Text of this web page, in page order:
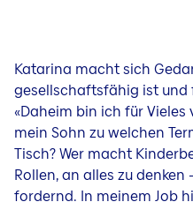
Katarina macht sich
gesellschaftsfähig ist und
«Daheim bin ich für
mein Sohn zu welchen
Tisch? Wer macht
Rollen, an alles zu
fordernd. In meinem Job